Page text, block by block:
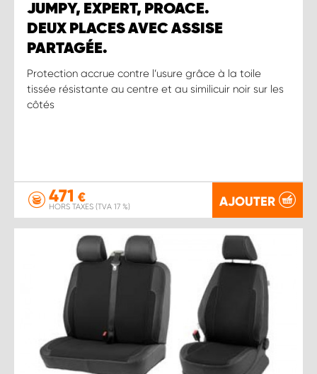
JUMPY, EXPERT, PROACE.
DEUX PLACES AVEC ASSISE
PARTAGÉE.
Protection accrue contre l’usure grâce à la toile
tissée résistante au centre et au similicuir noir sur les
côtés
471 €
HORS TAXES (TVA 17 %) AJOUTER